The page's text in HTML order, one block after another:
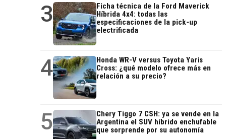
3
Ficha técnica de la Ford Maverick
Híbrida 4x4: todas las
especificaciones de la pick-up
electrificada
4
Honda WR-V versus Toyota Yaris
Cross: ¿qué modelo ofrece más en
relación a su precio?
5
Chery Tiggo 7 CSH: ya se vende en la
Argentina el SUV híbrido enchufable
que sorprende por su autonomía